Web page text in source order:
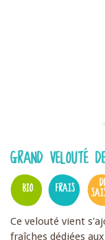
GRAND VELOUTÉ
BIO FRAIS
Ce velouté vient
fraîches dédiées